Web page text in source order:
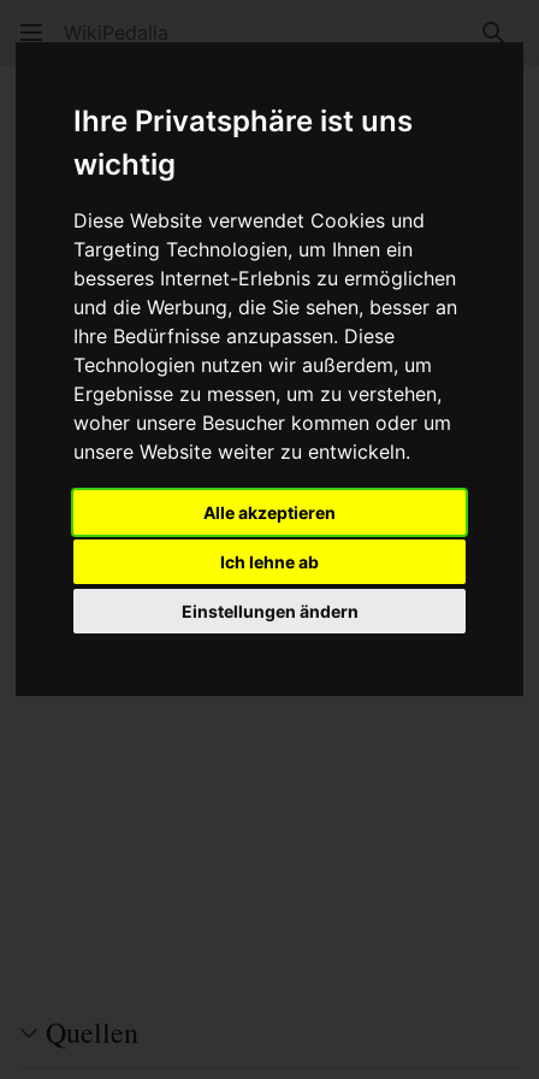
Ihre Privatsphäre ist uns
wichtig
Diese Website verwendet Cookies und
Targeting Technologien, um Ihnen ein
besseres Internet-Erlebnis zu ermöglichen
und die Werbung, die Sie sehen, besser an
Ihre Bedürfnisse anzupassen. Diese
Technologien nutzen wir außerdem, um
Ergebnisse zu messen, um zu verstehen,
woher unsere Besucher kommen oder um
unsere Website weiter zu entwickeln.
Alle akzeptieren
Ich lehne ab
Einstellungen ändern
WikiPedalia
Spinning
Spinningist nicht ganz eindeutig und wird auf zwei
verschiedene Weisen verwendet.
Spinning ®als Indoorsportart.
Spinningbezeichnet auch das Treten in hohen
Kadenzen in niedrigen Gängen
auf einem nicht
stationären Fahrrad.
Werbung:
Quellen